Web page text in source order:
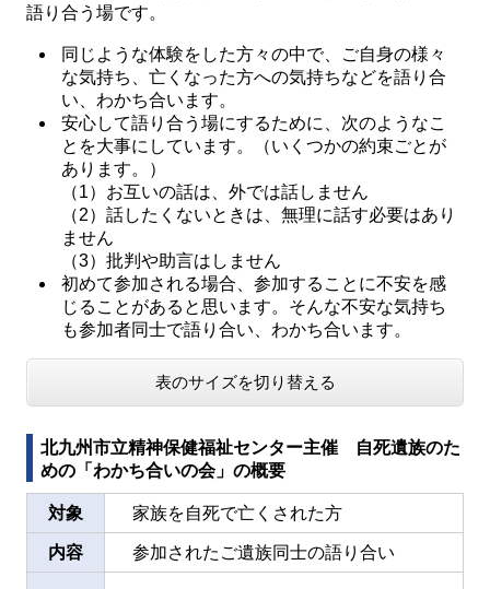
語り合う場です。
同じような体験をした方々の中で、ご自身の様々
な気持ち、亡くなった方への気持ちなどを語り合
い、わかち合います。
安心して語り合う場にするために、次のようなこ
とを大事にしています。（いくつかの約束ごとが
あります。）
（1）お互いの話は、外では話しません
（2）話したくないときは、無理に話す必要はあり
ません
（3）批判や助言はしません
初めて参加される場合、参加することに不安を感
じることがあると思います。そんな不安な気持ち
も参加者同士で語り合い、わかち合います。
表のサイズを切り替える
北九州市立精神保健福祉センター主催 自死遺族のた
めの「わかち合いの会」の概要
対象 家族を自死で亡くされた方
内容 参加されたご遺族同士の語り合い